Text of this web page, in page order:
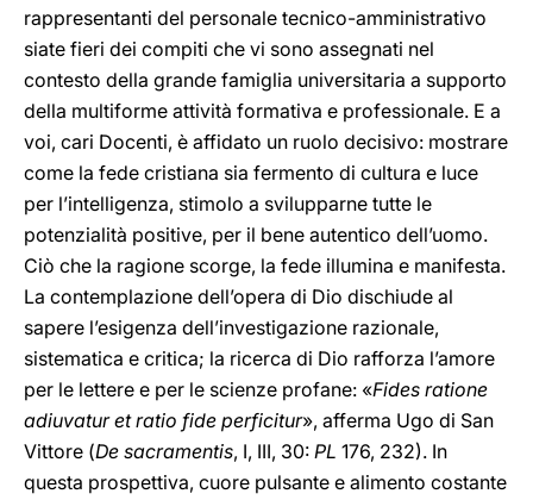
rappresentanti del personale tecnico-amministrativo
siate fieri dei compiti che vi sono assegnati nel
contesto della grande famiglia universitaria a supporto
della multiforme attività formativa e professionale. E a
voi, cari Docenti, è affidato un ruolo decisivo: mostrare
come la fede cristiana sia fermento di cultura e luce
per l’intelligenza, stimolo a svilupparne tutte le
potenzialità positive, per il bene autentico dell’uomo.
Ciò che la ragione scorge, la fede illumina e manifesta.
La contemplazione dell’opera di Dio dischiude al
sapere l’esigenza dell’investigazione razionale,
sistematica e critica; la ricerca di Dio rafforza l’amore
per le lettere e per le scienze profane: «Fides ratione
adiuvatur et ratio fide perficitur», afferma Ugo di San
Vittore (De sacramentis, I, III, 30: PL 176, 232). In
questa prospettiva, cuore pulsante e alimento costante